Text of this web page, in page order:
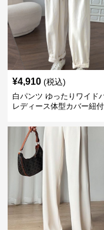
¥4,910 (税込)
白パンツ ゆったりワイド
レディース体型カバー紐付